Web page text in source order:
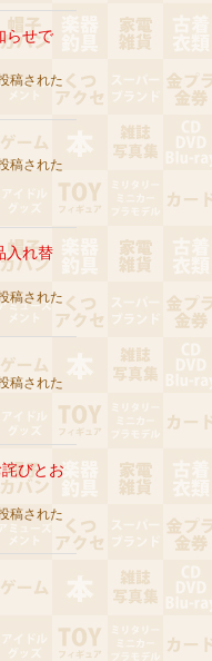
らせで
稿された
稿された
入れ替
稿された
稿された
びとお
稿された